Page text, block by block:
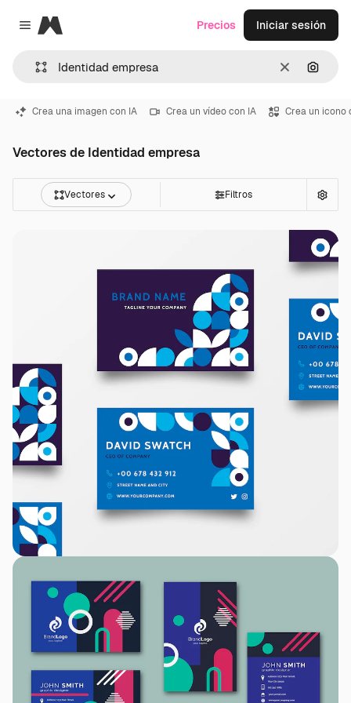
Close menu
Magnific
Borrar
Precios Iniciar sesión
Crea una imagen con IA Crea un vídeo con IA Crea un icono
Vectores de Identidad empresa
Vectores Filtros